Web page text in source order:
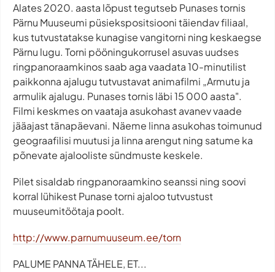
Alates 2020. aasta lõpust tegutseb Punases tornis
Pärnu Muuseumi püsiekspositsiooni täiendav filiaal,
kus tutvustatakse kunagise vangitorni ning keskaegse
Pärnu lugu. Torni pööningukorrusel asuvas uudses
ringpanoraamkinos saab aga vaadata 10-minutilist
paikkonna ajalugu tutvustavat animafilmi „Armutu ja
armulik ajalugu. Punases tornis läbi 15 000 aasta".
Filmi keskmes on vaataja asukohast avanev vaade
jääajast tänapäevani. Näeme linna asukohas toimunud
geograafilisi muutusi ja linna arengut ning satume ka
põnevate ajalooliste sündmuste keskele.
Pilet sisaldab ringpanoraamkino seanssi ning soovi
korral lühikest Punase torni ajaloo tutvustust
muuseumitöötaja poolt.
http://www.parnumuuseum.ee/torn
PALUME PANNA TÄHELE, ET...